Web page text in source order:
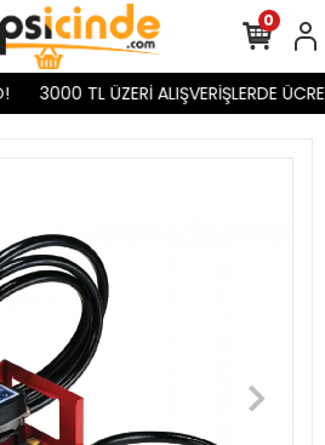
3000 TL ÜZERİ ALIŞVERİŞLERDE
0